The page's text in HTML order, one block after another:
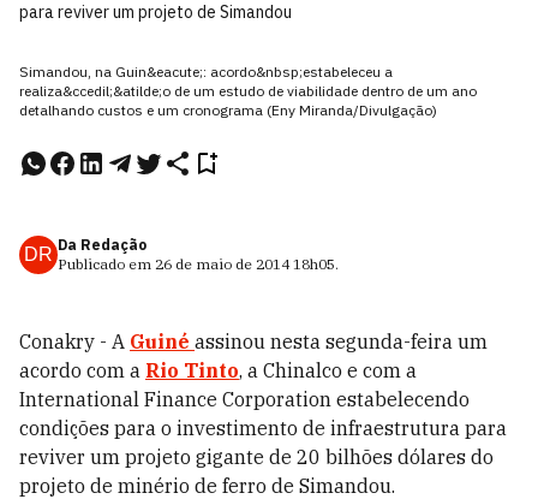
para reviver um projeto de Simandou
Simandou, na Guin&eacute;: acordo&nbsp;estabeleceu a
realiza&ccedil;&atilde;o de um estudo de viabilidade dentro de um ano
detalhando custos e um cronograma (Eny Miranda/Divulgação)
DR Da Redação
Publicado em 26 de maio de 2014 18h05.
Conakry - A Guiné assinou nesta segunda-feira um
acordo com a Rio Tinto, a Chinalco ​​e com a
International Finance Corporation estabelecendo
condições para o investimento de infraestrutura para
reviver um projeto gigante de 20 bilhões dólares do
projeto de minério de ferro de Simandou.